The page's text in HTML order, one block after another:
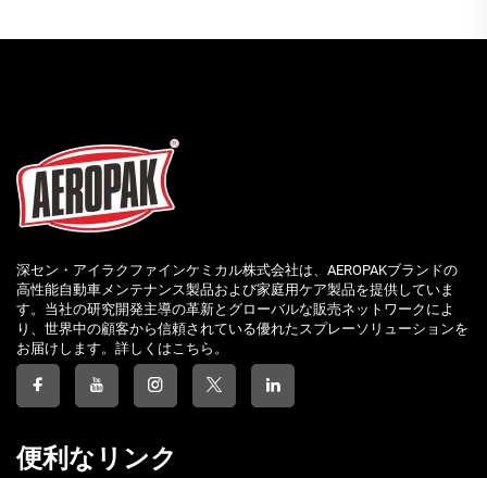
深セン・アイラクファインケミカル株式会社は、AEROPAKブランドの
高性能自動車メンテナンス製品および家庭用ケア製品を提供していま
す。当社の研究開発主導の革新とグローバルな販売ネットワークによ
り、世界中の顧客から信頼されている優れたスプレーソリューションを
お届けします。詳しくはこちら。
便利なリンク